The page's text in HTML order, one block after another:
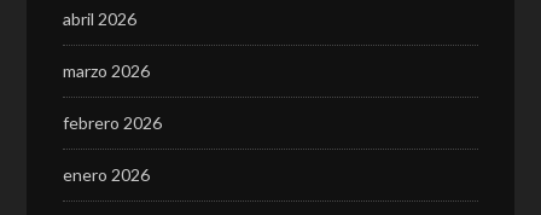
abril 2026
marzo 2026
febrero 2026
enero 2026